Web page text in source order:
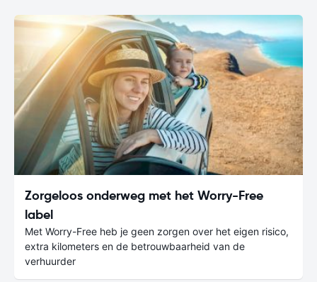
Zorgeloos onderweg met het Worry-Free
label
Met Worry-Free heb je geen zorgen over het eigen risico,
extra kilometers en de betrouwbaarheid van de
verhuurder